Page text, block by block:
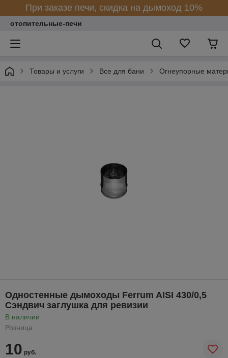
При заказе печи, скидка на дымоход 10%
отопительные-печи
Товары и услуги Все для бани Огнеупорные
Одностенные дымоходы Ferrum AISI 430/0,5
Сэндвич заглушка для ревизии
В наличии
Розница
10 руб.